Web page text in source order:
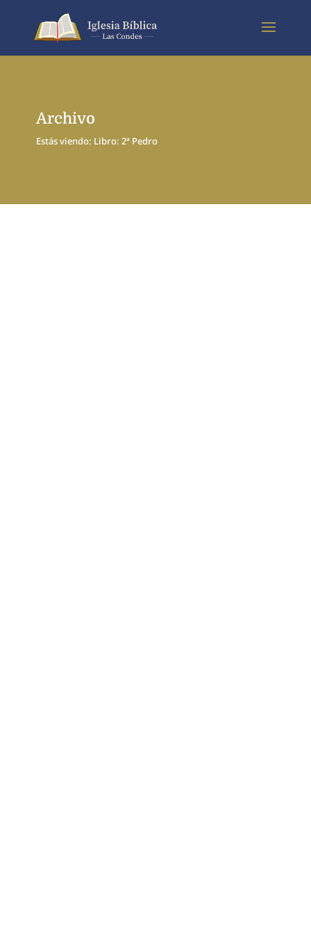
Archivo
Estás viendo: Libro: 2ª Pedro